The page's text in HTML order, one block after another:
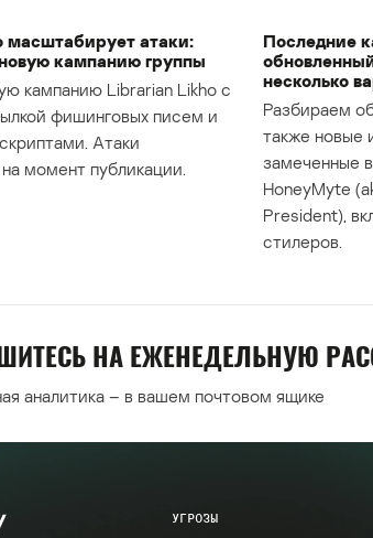
масштабирует атаки:
кампанию группы
кампанию Librarian Likho с
фишинговых писем и
Атаки
момент публикации.
Последние
несколько
Разбираем
также новые
замеченные
HoneyMyte
President),
стилеров.
НА ЕЖЕНЕДЕЛЬНУЮ
аналитика – в вашем почтовом ящике
УГРОЗЫ